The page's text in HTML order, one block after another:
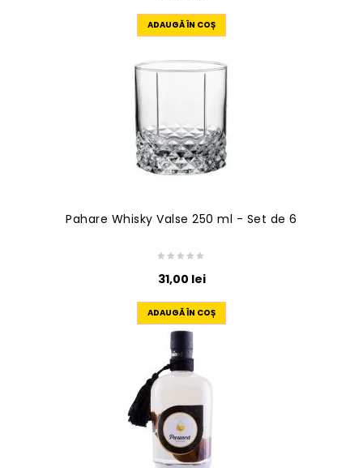
ADAUGĂ ÎN COȘ
Pahare Whisky Valse 250 ml - Set de 6
31,00 lei
ADAUGĂ ÎN COȘ